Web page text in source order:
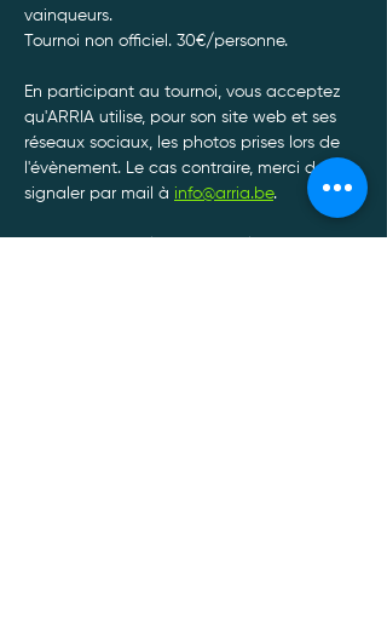
vainqueurs.
Tournoi non officiel. 30€/personne.
En participant au tournoi, vous acceptez
qu'ARRIA utilise, pour son site web et ses
réseaux sociaux, les photos prises lors de
l'évènement. Le cas contraire, merci de le
signaler par mail à info@arria.be.